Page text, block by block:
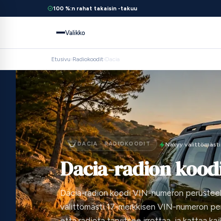
100 %:n rahat takaisin -takuu
Valikko
Etusivu›Radiokoodit›Dacia
DACIA · RADIOKOODIT Näkyy välittömästi
Dacia-radion
Dacia-radion koodi VIN-numeron
välittömästi 17-merkkisen VIN-numeron